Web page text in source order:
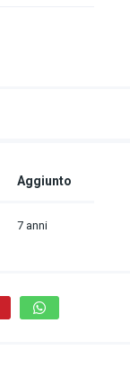
Aggiunto
7 anni